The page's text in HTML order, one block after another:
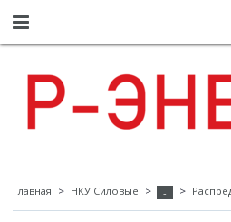
Главная НКУ Силовые -